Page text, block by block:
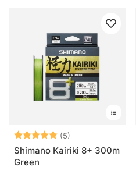
Arvio: (5)
5.0 5:sta
Shimano Kairiki 8+ 300m
Green